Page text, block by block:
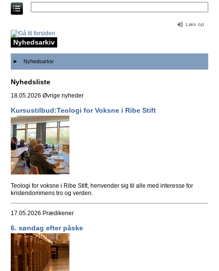
Direkte
til
Nyhedsarkiv
Nyhedsarkiv
Nyhedsliste
18.05.2026Øvrige nyheder
Kursustilbud:Teologi for Voksne i Ribe Stift
Teologi for voksne i Ribe Stift, henvender sig til alle med interesse for
kristendommens tro og verden.
17.05.2026 Prædikener
6. søndag efter påske